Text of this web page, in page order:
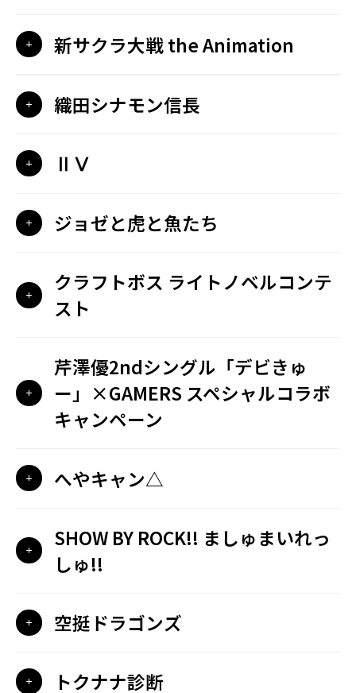
新サクラ大戦 the Animation
織田シナモン信長
ⅡⅤ
ジョゼと虎と魚たち
クラフトボス ライトノベルコンテ
スト
芹澤優2ndシングル「デビきゅ
ー」×GAMERS スペシャルコラボ
キャンペーン
へやキャン△
SHOW BY ROCK!! ましゅまいれっ
しゅ!!
空挺ドラゴンズ
トクナナ診断